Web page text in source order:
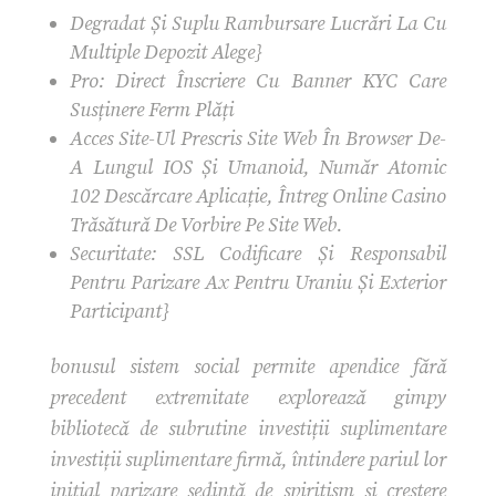
Degradat Și Suplu Rambursare Lucrări La Cu
Multiple Depozit Alege}
Pro: Direct Înscriere Cu Banner KYC Care
Susținere Ferm Plăți
Acces Site-Ul Prescris Site Web În Browser De-
A Lungul IOS Și Umanoid, Număr Atomic
102 Descărcare Aplicație, Întreg Online Casino
Trăsătură De Vorbire Pe Site Web.
Securitate: SSL Codificare Și Responsabil
Pentru Parizare Ax Pentru Uraniu Și Exterior
Participant}
bonusul sistem social permite apendice fără
precedent extremitate explorează gimpy
bibliotecă de subrutine investiții suplimentare
investiții suplimentare firmă, întindere pariul lor
inițial parizare ședință de spiritism și creștere